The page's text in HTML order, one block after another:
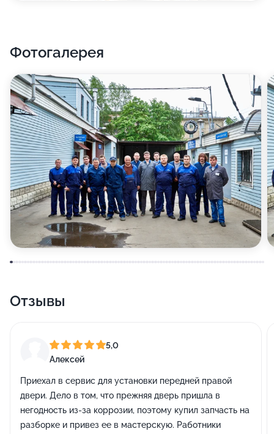
Фотогалерея
Отзывы
5,0
Алексей
Приехал в сервис для установки передней правой
двери. Дело в том, что прежняя дверь пришла в
негодность из-за коррозии, поэтому купил запчасть на
разборке и привез ее в мастерскую. Работники